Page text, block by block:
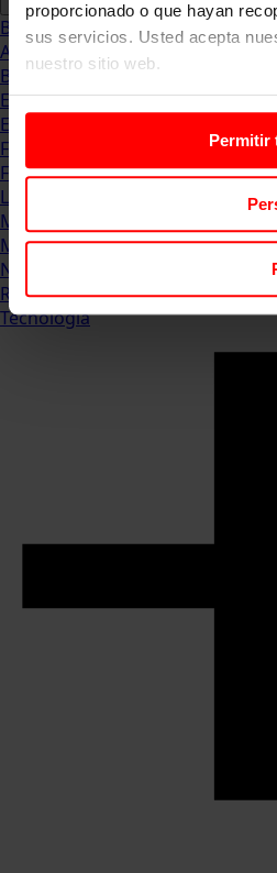
proporcionado o que hayan
sus servicios. Usted acepta
nuestro sitio web.
Permitir
Blog
Abogacia
Business
Empleo & Emprendimiento
Empresas
Finanzas
Formación & Estudios
Luxury
Management
Marketing & Comunicación
Negocios
Recursos Humanos
Tecnología